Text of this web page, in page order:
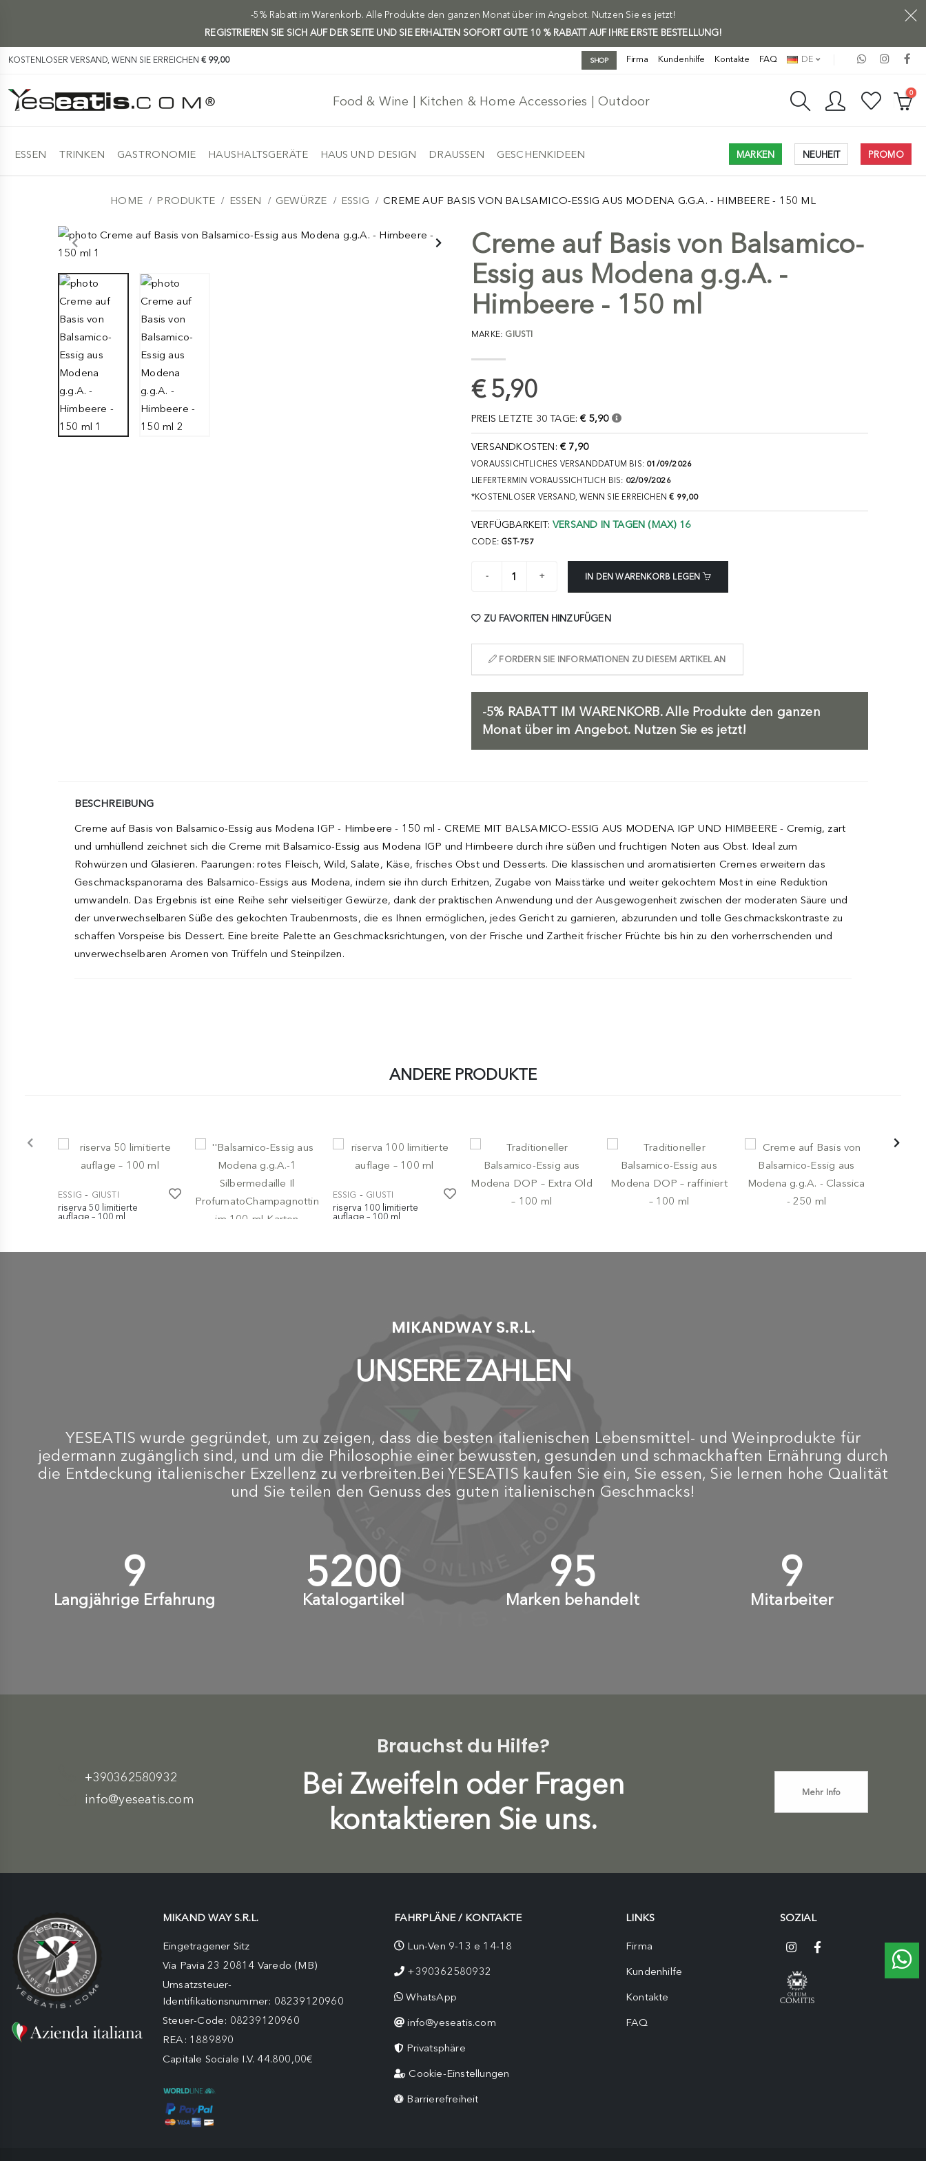
-5% Rabatt im Warenkorb. Alle Produkte den ganzen Monat über im Angebot. Nutzen Sie es jetzt!
REGISTRIEREN SIE SICH AUF DER SEITE UND SIE ERHALTEN SOFORT GUTE 10 % RABATT AUF IHRE ERSTE BESTELLUNG!
KOSTENLOSER VERSAND, WENN SIE ERREICHEN € 99,00 SHOP Firma Kundenhilfe Kontakte FAQ DE
Food & Wine | Kitchen & Home Accessories | Outdoor
0
ESSEN TRINKEN GASTRONOMIE HAUSHALTSGERÄTE HAUS UND DESIGN DRAUSSEN GESCHENKIDEEN MARKEN NEUHEIT PROMO
HOME PRODUKTE ESSEN GEWÜRZE ESSIG CREME AUF BASIS VON BALSAMICO-ESSIG AUS MODENA G.G.A. - HIMBEERE - 150 ML
Creme auf Basis von Balsamico-
Essig aus Modena g.g.A. -
Himbeere - 150 ml
MARKE: GIUSTI
€ 5,90
PREIS LETZTE 30 TAGE:€ 5,90
VERSANDKOSTEN: € 7,90
VORAUSSICHTLICHES VERSANDDATUM BIS: 01/09/2026
LIEFERTERMIN VORAUSSICHTLICH BIS: 02/09/2026
*KOSTENLOSER VERSAND, WENN SIE ERREICHEN€ 99,00
VERFÜGBARKEIT: VERSAND IN TAGEN (MAX) 16
CODE: GST-757
IN DEN WARENKORB LEGEN
ZU FAVORITEN HINZUFÜGEN
FORDERN SIE INFORMATIONEN ZU DIESEM ARTIKEL AN
-5% RABATT IM WARENKORB.Alle Produkte den ganzen
Monat über im Angebot. Nutzen Sie es jetzt!
BESCHREIBUNG
Creme auf Basis von Balsamico-Essig aus Modena IGP - Himbeere - 150 ml - CREME MIT BALSAMICO-ESSIG AUS MODENA IGP UND HIMBEERE - Cremig, zart
und umhüllend zeichnet sich die Creme mit Balsamico-Essig aus Modena IGP und Himbeere durch ihre süßen und fruchtigen Noten aus Obst. Ideal zum
Rohwürzen und Glasieren. Paarungen: rotes Fleisch, Wild, Salate, Käse, frisches Obst und Desserts. Die klassischen und aromatisierten Cremes erweitern das
Geschmackspanorama des Balsamico-Essigs aus Modena, indem sie ihn durch Erhitzen, Zugabe von Maisstärke und weiter gekochtem Most in eine Reduktion
umwandeln. Das Ergebnis ist eine Reihe sehr vielseitiger Gewürze, dank der praktischen Anwendung und der Ausgewogenheit zwischen der moderaten Säure und
der unverwechselbaren Süße des gekochten Traubenmosts, die es Ihnen ermöglichen, jedes Gericht zu garnieren, abzurunden und tolle Geschmackskontraste zu
schaffen Vorspeise bis Dessert. Eine breite Palette an Geschmacksrichtungen, von der Frische und Zartheit frischer Früchte bis hin zu den vorherrschenden und
unverwechselbaren Aromen von Trüffeln und Steinpilzen.
ANDERE PRODUKTE
ESSIG - GIUSTI
riserva 50 limitierte
auflage – 100 ml
ESSIG - GIUSTI
riserva 100 limitierte
auflage – 100 ml
Essig aus Modena DOP –
Essig aus Modena DOP –
Balsamico-Essig aus
MIKANDWAY S.R.L.
UNSERE ZAHLEN
YESEATIS wurde gegründet, um zu zeigen, dass die besten italienischen Lebensmittel- und Weinprodukte für
jedermann zugänglich sind, und um die Philosophie einer bewussten, gesunden und schmackhaften Ernährung durch
die Entdeckung italienischer Exzellenz zu verbreiten.Bei YESEATIS kaufen Sie ein, Sie essen, Sie lernen hohe Qualität
und Sie teilen den Genuss des guten italienischen Geschmacks!
10+
Langjährige Erfahrung
6000+
Katalogartikel
110+
Marken behandelt
10+
Mitarbeiter
+390362580932
info@yeseatis.com
Brauchst du Hilfe?
Bei Zweifeln oder Fragen
kontaktieren Sie uns.
Mehr Info
MIKAND WAY S.R.L.
Eingetragener Sitz
Via Pavia 23 20814 Varedo (MB)
Umsatzsteuer-
Identifikationsnummer: 08239120960
Steuer-Code: 08239120960
REA: 1889890
Capitale Sociale I.V. 44.800,00€
FAHRPLÄNE / KONTAKTE
Lun-Ven 9-13 e 14-18
+390362580932
WhatsApp
info@yeseatis.com
Privatsphäre
Cookie-Einstellungen
Barrierefreiheit
LINKS
Firma
Kundenhilfe
Kontakte
FAQ
SOZIAL